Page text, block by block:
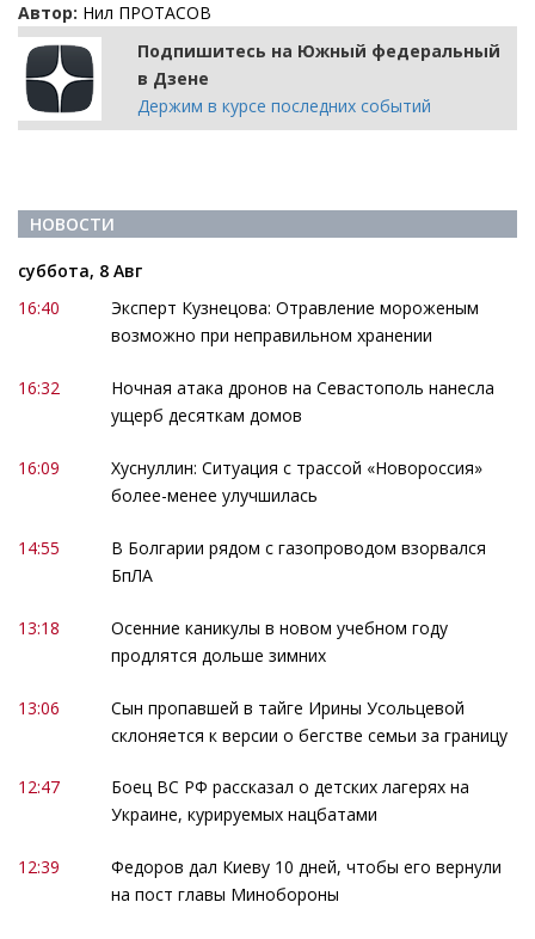
Автор: Нил ПРОТАСОВ
Подпишитесь на Южный федеральный
в Дзене
Держим в курсе последних событий
НОВОСТИ
суббота, 8 Авг
16:40
Эксперт Кузнецова: Отравление мороженым
возможно при неправильном хранении
16:32
Ночная атака дронов на Севастополь нанесла
ущерб десяткам домов
16:09
Хуснуллин: Ситуация с трассой «Новороссия»
более-менее улучшилась
14:55
В Болгарии рядом с газопроводом взорвался
БпЛА
13:18
Осенние каникулы в новом учебном году
продлятся дольше зимних
13:06
Сын пропавшей в тайге Ирины Усольцевой
склоняется к версии о бегстве семьи за границу
12:47
Боец ВС РФ рассказал о детских лагерях на
Украине, курируемых нацбатами
12:39
Федоров дал Киеву 10 дней, чтобы его вернули
на пост главы Минобороны